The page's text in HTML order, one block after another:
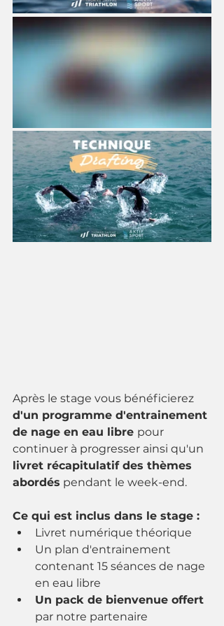
Après le stage vous bénéficierez
d'un programme d'entrainement
de nage en eau libre pour
continuer à progresser ainsi qu'un
livret récapitulatif des thèmes
abordés pendant le week-end.
Ce qui est inclus dans le stage :
Livret numérique théorique
Un plan d'entrainement
contenant 15 séances de nage
en eau libre
Un pack de bienvenue offert
par notre partenaire